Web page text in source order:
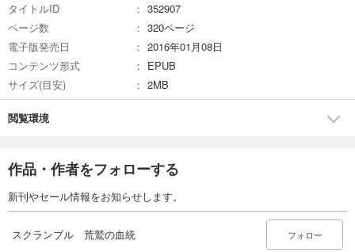
タイトルID
352907
ページ数
320ページ
電子版発売日
2016年01月08日
コンテンツ形式
EPUB
サイズ(目安)
2MB
閲覧環境
作品・作者をフォローする
新刊やセール情報をお知らせします。
スクランブル 荒鷲の血統 フォロー